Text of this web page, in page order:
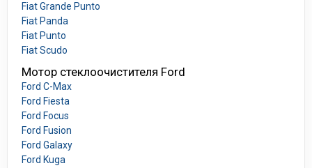
Fiat Grande Punto
Fiat Panda
Fiat Punto
Fiat Scudo
Мотор стеклоочистителя Ford
Ford C-Max
Ford Fiesta
Ford Focus
Ford Fusion
Ford Galaxy
Ford Kuga